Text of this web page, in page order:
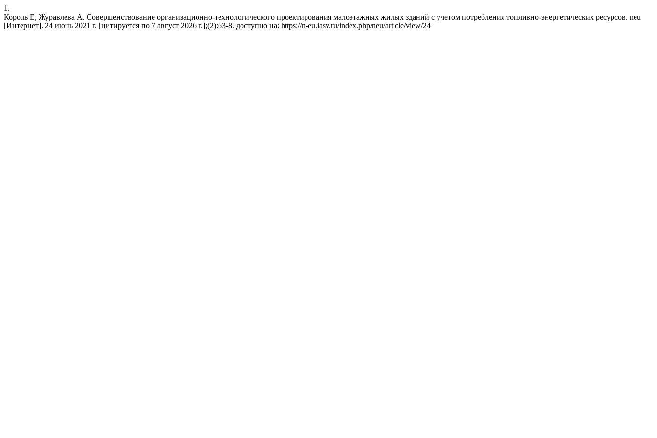
1.
Король Е, Журавлева А. Cовершенствование организационно-технологического проектирования малоэтажных жилых зданий с учетом потребления топливно-энергетических ресурсов. neu
[Интернет]. 24 июнь 2021 г. [цитируется по 7 август 2026 г.];(2):63-8. доступно на: https://n-eu.iasv.ru/index.php/neu/article/view/24